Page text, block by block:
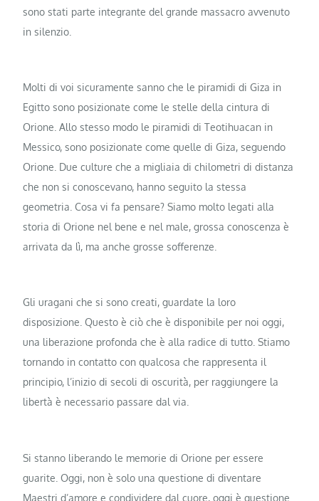
sono stati parte integrante del grande massacro avvenuto
in silenzio.
Molti di voi sicuramente sanno che le piramidi di Giza in
Egitto sono posizionate come le stelle della cintura di
Orione. Allo stesso modo le piramidi di Teotihuacan in
Messico, sono posizionate come quelle di Giza, seguendo
Orione. Due culture che a migliaia di chilometri di distanza
che non si conoscevano, hanno seguito la stessa
geometria. Cosa vi fa pensare? Siamo molto legati alla
storia di Orione nel bene e nel male, grossa conoscenza è
arrivata da lì, ma anche grosse sofferenze.
Gli uragani che si sono creati, guardate la loro
disposizione. Questo è ciò che è disponibile per noi oggi,
una liberazione profonda che è alla radice di tutto. Stiamo
tornando in contatto con qualcosa che rappresenta il
principio, l’inizio di secoli di oscurità, per raggiungere la
libertà è necessario passare dal via.
Si stanno liberando le memorie di Orione per essere
guarite. Oggi, non è solo una questione di diventare
Maestri d’amore e condividere dal cuore, oggi è questione